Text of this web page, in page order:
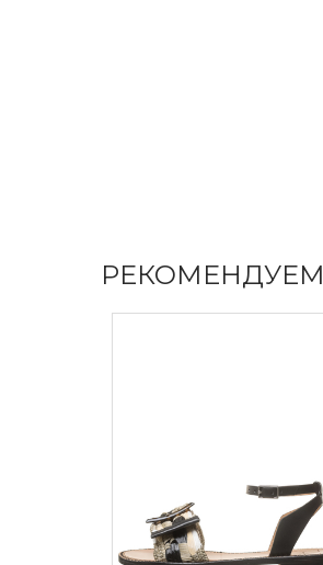
РЕКОМЕНДУЕМ